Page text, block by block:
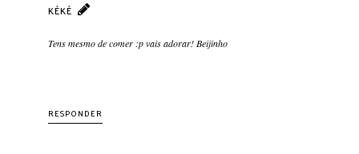
KÉKÉ
Tens mesmo de comer :p vais adorar! Beijinho
RESPONDER